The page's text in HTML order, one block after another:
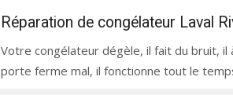
Réparation de congélateur Laval
Votre congélateur dégèle, il fait du bruit, il
porte ferme mal, il fonctionne tout le